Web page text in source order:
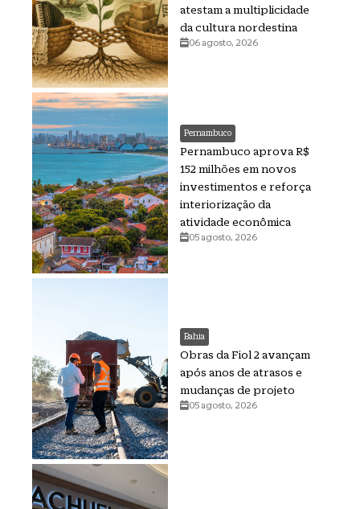
atestam a multiplicidade
da cultura nordestina
06 agosto, 2026
Pernambuco
Pernambuco aprova R$
152 milhões em novos
investimentos e reforça
interiorização da
atividade econômica
05 agosto, 2026
Bahia
Obras da Fiol 2 avançam
após anos de atrasos e
mudanças de projeto
05 agosto, 2026